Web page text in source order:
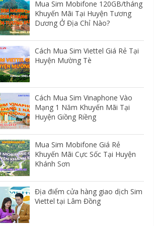
Mua Sim Mobifone 120GB/tháng
Khuyến Mãi Tại Huyện Tương
Dương Ở Địa Chỉ Nào?
Cách Mua Sim Viettel Giá Rẻ Tại
Huyện Mường Tè
Cách Mua Sim Vinaphone Vào
Mạng 1 Năm Khuyến Mãi Tại
Huyện Giồng Riềng
Mua Sim Mobifone Giá Rẻ
Khuyến Mãi Cực Sốc Tại Huyện
Khánh Sơn
Địa điểm cửa hàng giao dịch Sim
Viettel tại Lâm Đồng